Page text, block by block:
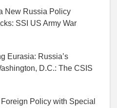
New Russia Policy
SSI US Army War
Eurasia: Russia’s
D.C.: The CSIS
Policy with Special